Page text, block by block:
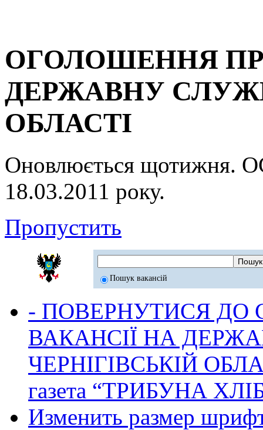
ОГОЛОШЕННЯ
ДЕРЖАВНУ
ОБЛАСТІ
Оновлюється
18.03.2011 року.
Пропустить
Пошук вакансій
- ПОВЕРНУТИСЯ ДО
ВАКАНСІЇ НА
ЧЕРНІГІВСЬКІЙ
газета “ТРИБУНА
Изменить размер